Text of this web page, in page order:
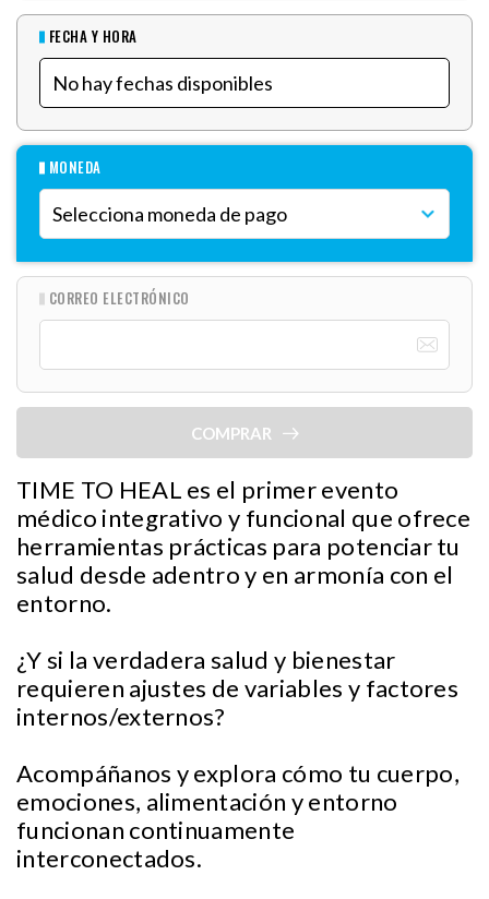
FECHA Y HORA
MONEDA
CORREO ELECTRÓNICO
COMPRAR
TIME TO HEAL es el primer evento
médico integrativo y funcional que ofrece
herramientas prácticas para potenciar tu
salud desde adentro y en armonía con el
entorno.
¿Y si la verdadera salud y bienestar
requieren ajustes de variables y factores
internos/externos?
Acompáñanos y explora cómo tu cuerpo,
emociones, alimentación y entorno
funcionan continuamente
interconectados.